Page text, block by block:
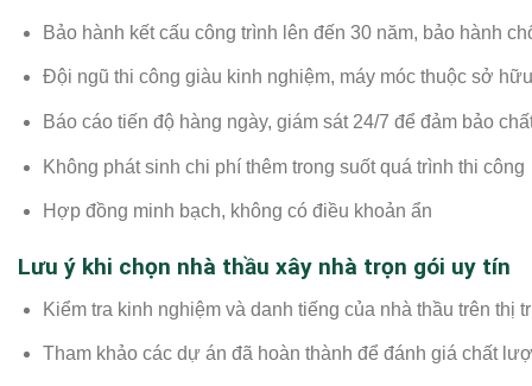
Bảo hành kết cấu công trình lên đến 30 năm, bảo hành
Đội ngũ thi công giàu kinh nghiệm, máy móc thuộc sở
Báo cáo tiến độ hàng ngày, giám sát 24/7 để đảm bảo
Không phát sinh chi phí thêm trong suốt quá trình thi công
Hợp đồng minh bạch, không có điều khoản ẩn
Lưu ý khi chọn nhà thầu xây nhà trọn gói uy tín
Kiểm tra kinh nghiệm và danh tiếng của nhà thầu trên thị
Tham khảo các dự án đã hoàn thành để đánh giá chất